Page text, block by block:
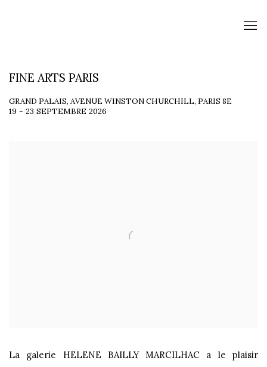
FINE ARTS PARIS
GRAND PALAIS, AVENUE WINSTON CHURCHILL, PARIS 8E
19 - 23 SEPTEMBRE 2026
La galerie HELENE BAILLY MARCILHAC a le plaisir